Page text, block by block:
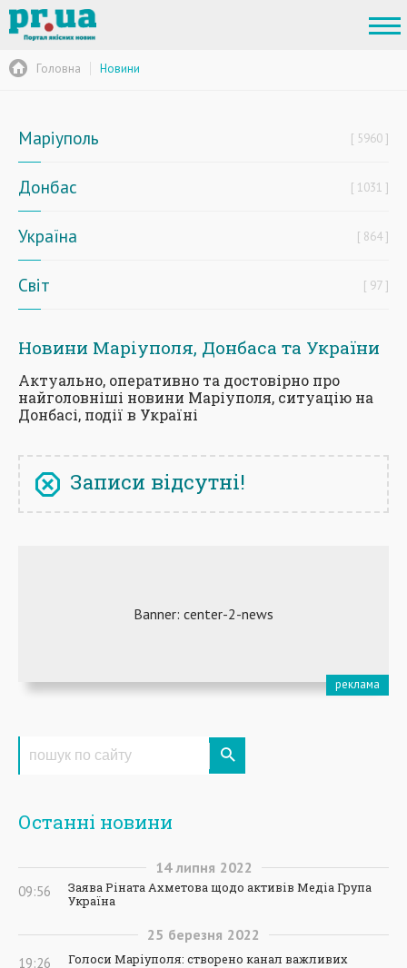
Головна Новини
Маріуполь 5960
Донбас 1031
Україна 864
Світ 97
Новини Маріуполя, Донбаса та України
Актуально, оперативно та достовірно про
найголовніші новини Маріуполя, ситуацію на
Донбасі, події в Україні
Записи відсутні!
Останні новини
14 липня 2022
09:56
Заява Ріната Ахметова щодо активів Медіа Група
Україна
25 березня 2022
19:26
Голоси Маріуполя: створено канал важливих